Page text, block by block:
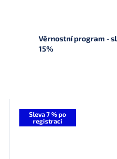
Věrnostní program -
15%
Sleva 7 % po
registraci